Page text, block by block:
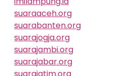
suaraaceh.org
suarabanten.org
suarajogja.org
suarajambi.org
suarajabar.org